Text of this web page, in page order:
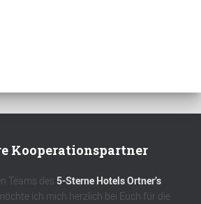
Kooperationspartner
Teams des 5-Sterne Hotels Ortner’s
ich mich herzlich bei Euch für die